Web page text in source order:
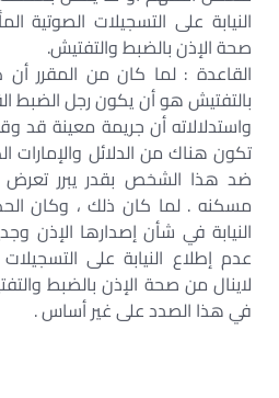
النيابة على التسجيلات الصوتية
صحة الإذن بالضبط والتفتيش.
القاعدة : لما كان من المقرر أن
بالتفتيش هو أن يكون رجل الضبط
واستدلالاته أن جريمة معينة
تكون هناك من الدلائل والإمارات
ضد هذا الشخص بقدر يبرر تعرض
مسكنه . لما كان ذلك ، وكان
النيابة في شأن إصدارها الإذن
عدم إطلاع النيابة على التسجيلات
لاينال من صحة الإذن بالضبط
في هذا الصدد على غير أساس .